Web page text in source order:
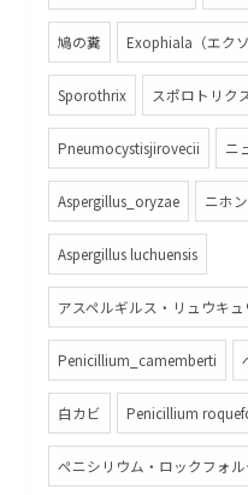
鳩の糞 Exophiala（エク
Sporothrix スポロトリク
Pneumocystisjirovecii ニ
Aspergillus_oryzae ニホ
Aspergillus luchuensis
アスペルギルス・リュウキュ
Penicillium_camemberti
白カビ Penicillium
ペニシリウム・ロックフォル